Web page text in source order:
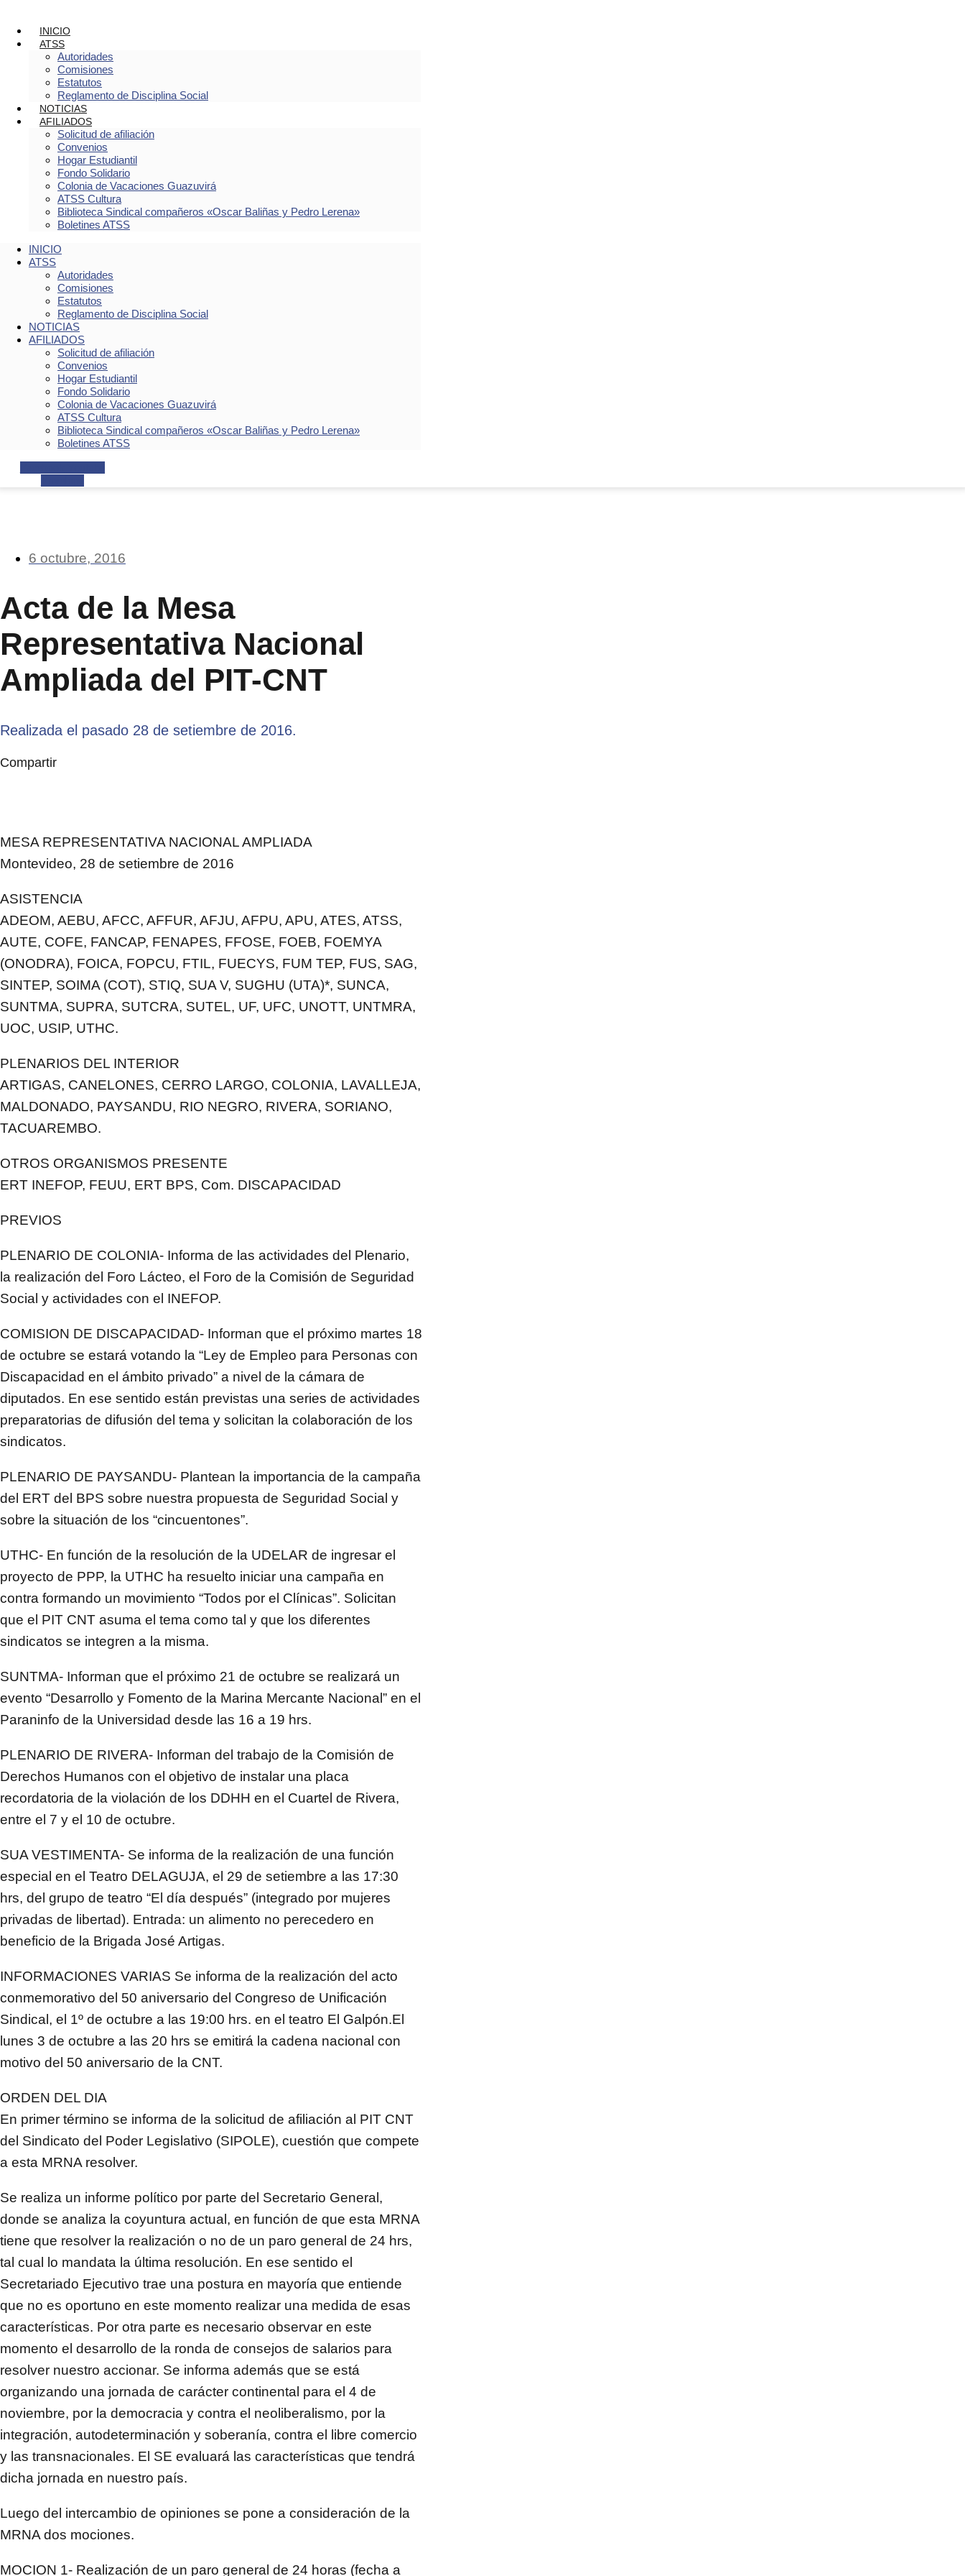
INICIO
ATSS
Autoridades
Comisiones
Estatutos
Reglamento de Disciplina Social
NOTICIAS
AFILIADOS
Solicitud de afiliación
Convenios
Hogar Estudiantil
Fondo Solidario
Colonia de Vacaciones Guazuvirá
ATSS Cultura
Biblioteca Sindical compañeros «Oscar Baliñas y Pedro Lerena»
Boletines ATSS
INICIO
ATSS
Autoridades
Comisiones
Estatutos
Reglamento de Disciplina Social
NOTICIAS
AFILIADOS
Solicitud de afiliación
Convenios
Hogar Estudiantil
Fondo Solidario
Colonia de Vacaciones Guazuvirá
ATSS Cultura
Biblioteca Sindical compañeros «Oscar Baliñas y Pedro Lerena»
Boletines ATSS
6 octubre, 2016
Acta de la Mesa
Representativa Nacional
Ampliada del PIT-CNT
Realizada el pasado 28 de setiembre de 2016.
Compartir
MESA REPRESENTATIVA NACIONAL AMPLIADA
Montevideo, 28 de setiembre de 2016
ASISTENCIA
ADEOM, AEBU, AFCC, AFFUR, AFJU, AFPU, APU, ATES, ATSS,
AUTE, COFE, FANCAP, FENAPES, FFOSE, FOEB, FOEMYA
(ONODRA), FOICA, FOPCU, FTIL, FUECYS, FUM TEP, FUS, SAG,
SINTEP, SOIMA (COT), STIQ, SUA V, SUGHU (UTA)*, SUNCA,
SUNTMA, SUPRA, SUTCRA, SUTEL, UF, UFC, UNOTT, UNTMRA,
UOC, USIP, UTHC.
PLENARIOS DEL INTERIOR
ARTIGAS, CANELONES, CERRO LARGO, COLONIA, LAVALLEJA,
MALDONADO, PAYSANDU, RIO NEGRO, RIVERA, SORIANO,
TACUAREMBO.
OTROS ORGANISMOS PRESENTE
ERT INEFOP, FEUU, ERT BPS, Com. DISCAPACIDAD
PREVIOS
PLENARIO DE COLONIA- Informa de las actividades del Plenario,
la realización del Foro Lácteo, el Foro de la Comisión de Seguridad
Social y actividades con el INEFOP.
COMISION DE DISCAPACIDAD- Informan que el próximo martes 18
de octubre se estará votando la “Ley de Empleo para Personas con
Discapacidad en el ámbito privado” a nivel de la cámara de
diputados. En ese sentido están previstas una series de actividades
preparatorias de difusión del tema y solicitan la colaboración de los
sindicatos.
PLENARIO DE PAYSANDU- Plantean la importancia de la campaña
del ERT del BPS sobre nuestra propuesta de Seguridad Social y
sobre la situación de los “cincuentones”.
UTHC- En función de la resolución de la UDELAR de ingresar el
proyecto de PPP, la UTHC ha resuelto iniciar una campaña en
contra formando un movimiento “Todos por el Clínicas”. Solicitan
que el PIT CNT asuma el tema como tal y que los diferentes
sindicatos se integren a la misma.
SUNTMA- Informan que el próximo 21 de octubre se realizará un
evento “Desarrollo y Fomento de la Marina Mercante Nacional” en el
Paraninfo de la Universidad desde las 16 a 19 hrs.
PLENARIO DE RIVERA- Informan del trabajo de la Comisión de
Derechos Humanos con el objetivo de instalar una placa
recordatoria de la violación de los DDHH en el Cuartel de Rivera,
entre el 7 y el 10 de octubre.
SUA VESTIMENTA- Se informa de la realización de una función
especial en el Teatro DELAGUJA, el 29 de setiembre a las 17:30
hrs, del grupo de teatro “El día después” (integrado por mujeres
privadas de libertad). Entrada: un alimento no perecedero en
beneficio de la Brigada José Artigas.
INFORMACIONES VARIAS Se informa de la realización del acto
conmemorativo del 50 aniversario del Congreso de Unificación
Sindical, el 1º de octubre a las 19:00 hrs. en el teatro El Galpón.El
lunes 3 de octubre a las 20 hrs se emitirá la cadena nacional con
motivo del 50 aniversario de la CNT.
ORDEN DEL DIA
En primer término se informa de la solicitud de afiliación al PIT CNT
del Sindicato del Poder Legislativo (SIPOLE), cuestión que compete
a esta MRNA resolver.
Se realiza un informe político por parte del Secretario General,
donde se analiza la coyuntura actual, en función de que esta MRNA
tiene que resolver la realización o no de un paro general de 24 hrs,
tal cual lo mandata la última resolución. En ese sentido el
Secretariado Ejecutivo trae una postura en mayoría que entiende
que no es oportuno en este momento realizar una medida de esas
características. Por otra parte es necesario observar en este
momento el desarrollo de la ronda de consejos de salarios para
resolver nuestro accionar. Se informa además que se está
organizando una jornada de carácter continental para el 4 de
noviembre, por la democracia y contra el neoliberalismo, por la
integración, autodeterminación y soberanía, contra el libre comercio
y las transnacionales. El SE evaluará las características que tendrá
dicha jornada en nuestro país.
Luego del intercambio de opiniones se pone a consideración de la
MRNA dos mociones.
MOCION 1- Realización de un paro general de 24 horas (fecha a